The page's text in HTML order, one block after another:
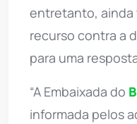
entretanto, ainda
recurso contra a
para uma
“A Embaixada do
informada pelos